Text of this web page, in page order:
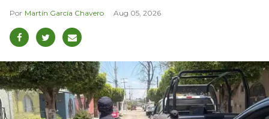
Martín García Chavero Aug 05, 2026